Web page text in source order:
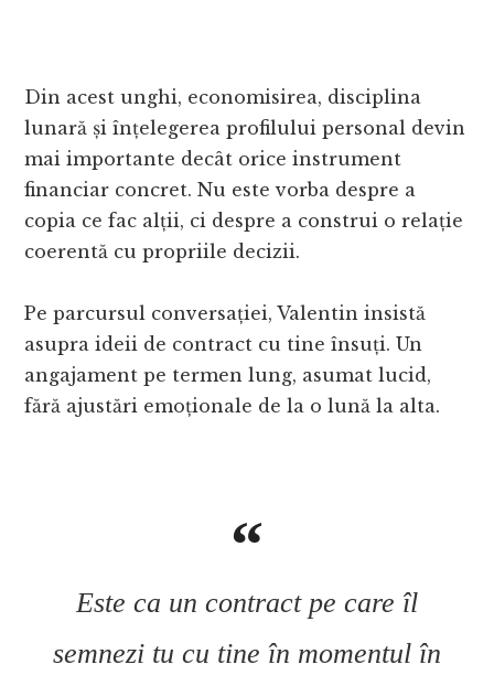
Din acest unghi, economisirea, disciplina
lunară și înțelegerea profilului personal devin
mai importante decât orice instrument
financiar concret. Nu este vorba despre a
copia ce fac alții, ci despre a construi o relație
coerentă cu propriile decizii.
Pe parcursul conversației, Valentin insistă
asupra ideii de contract cu tine însuți. Un
angajament pe termen lung, asumat lucid,
fără ajustări emoționale de la o lună la alta.
Este ca un contract pe care îl
semnezi tu cu tine în momentul în